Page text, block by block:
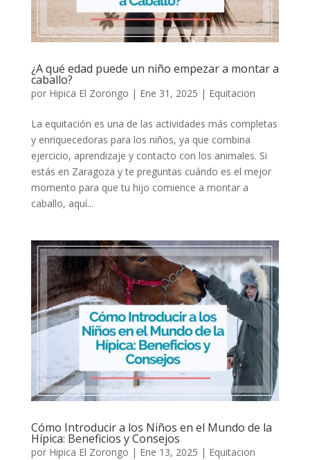
¿A qué edad puede un niño empezar a montar a
caballo?
por Hipica El Zorongo | Ene 31, 2025 | Equitacion
La equitación es una de las actividades más completas
y enriquecedoras para los niños, ya que combina
ejercicio, aprendizaje y contacto con los animales. Si
estás en Zaragoza y te preguntas cuándo es el mejor
momento para que tu hijo comience a montar a
caballo, aquí...
Cómo Introducir a los Niños en el Mundo de la
Hípica: Beneficios y Consejos
por Hipica El Zorongo | Ene 13, 2025 | Equitacion